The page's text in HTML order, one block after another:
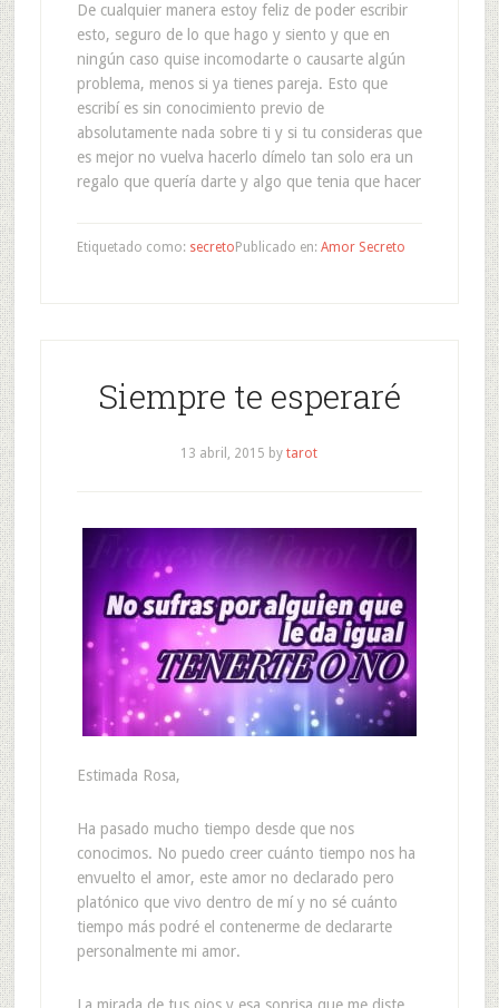
De cualquier manera estoy feliz de poder escribir
esto, seguro de lo que hago y siento y que en
ningún caso quise incomodarte o causarte algún
problema, menos si ya tienes pareja. Esto que
escribí es sin conocimiento previo de
absolutamente nada sobre ti y si tu consideras que
es mejor no vuelva hacerlo dímelo tan solo era un
regalo que quería darte y algo que tenia que hacer
Publicado en: Amor Secreto
Etiquetado como: secreto
Siempre te esperaré
13 abril, 2015 bytarot
Estimada Rosa,
Ha pasado mucho tiempo desde que nos
conocimos. No puedo creer cuánto tiempo nos ha
envuelto el amor, este amor no declarado pero
platónico que vivo dentro de mí y no sé cuánto
tiempo más podré el contenerme de declararte
personalmente mi amor.